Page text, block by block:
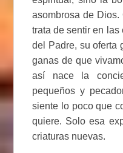
asombrosa de
trata de sentir en
del Padre, su oferta
ganas de que
así nace la
pequeños y
siente lo poco que
quiere. Solo esa
criaturas nuevas.